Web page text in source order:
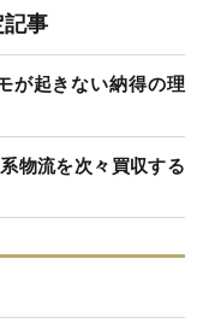
事
が起きない納得の理
物流を次々買収する